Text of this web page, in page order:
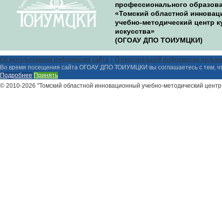
профессионального
«Томский областной
учебно-методический центр
искусства»
(ОГОАУ ДПО ТОИУМЦКИ)
Об использовании информации сайта
О персональной информации
Во время посещения сайта ОГОАУ ДПО ТОИУМЦКИ вы соглашаетесь с тем,
Подробнее Принять
© 2010-2026 "Томский областной инновационный учебно-методический центр